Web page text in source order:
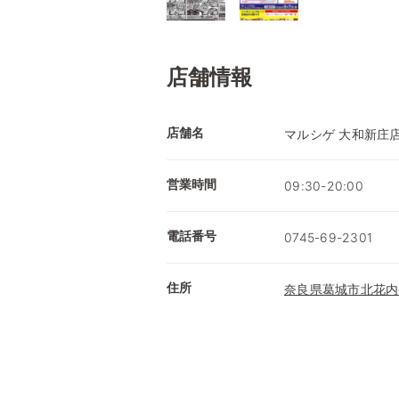
店舗情報
店舗名 マルシゲ 大和新庄
営業時間 09:30-20:00
電話番号 0745-69-2301
住所 奈良県葛城市北花